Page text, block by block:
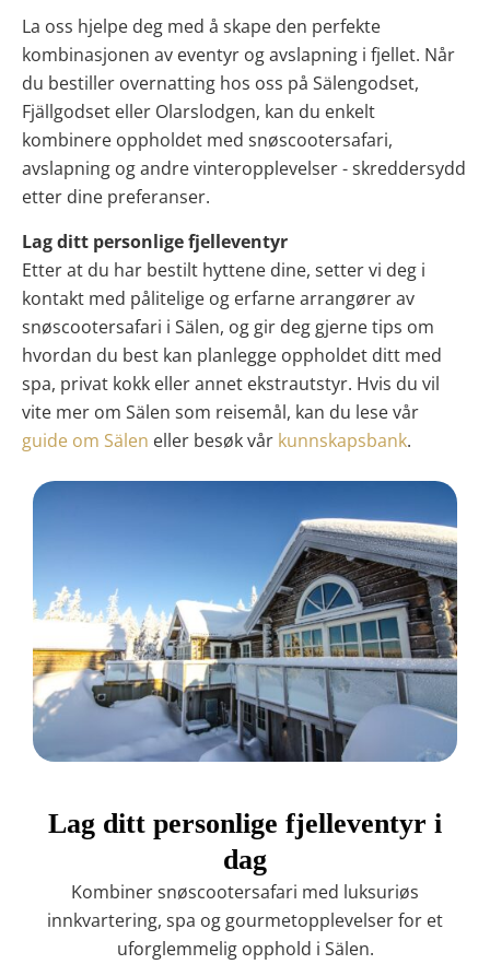
La oss hjelpe deg med å skape den perfekte
kombinasjonen av eventyr og avslapning i fjellet. Når
du bestiller overnatting hos oss på Sälengodset,
Fjällgodset eller Olarslodgen, kan du enkelt
kombinere oppholdet med snøscootersafari,
avslapning og andre vinteropplevelser - skreddersydd
etter dine preferanser.
Lag ditt personlige fjelleventyr
Etter at du har bestilt hyttene dine, setter vi deg i
kontakt med pålitelige og erfarne arrangører av
snøscootersafari i Sälen, og gir deg gjerne tips om
hvordan du best kan planlegge oppholdet ditt med
spa, privat kokk eller annet ekstrautstyr. Hvis du vil
vite mer om Sälen som reisemål, kan du lese vår
guide om Sälen eller besøk vår kunnskapsbank.
Lag ditt personlige fjelleventyr i
dag
Kombiner snøscootersafari med luksuriøs
innkvartering, spa og gourmetopplevelser for et
uforglemmelig opphold i Sälen.